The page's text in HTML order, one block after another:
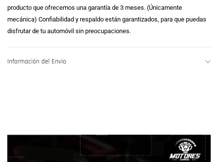
producto que ofrecemos una garantía de 3 meses. (Únicamente
mecánica) Confiabilidad y respaldo están garantizados, para que puedas
disfrutar de tu automóvil sin preocupaciones.
Información del Envio